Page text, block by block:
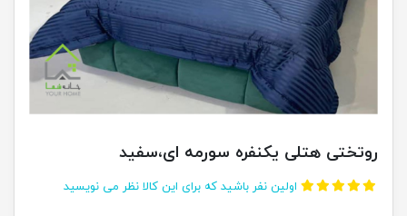
روتختی هتلی یکنفره سورمه ای،سفید
اولین نفر باشید که برای این کالا نظر می نویسید